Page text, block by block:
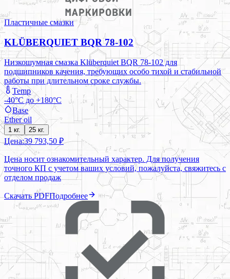
Пластичные смазки
KLÜBERQUIET BQR 78-102
Низкошумная смазка Klüberquiet BQR 78-102 для
подшипников качения, требующих особо тихой и стабильной
работы при длительном сроке службы.
Temp
-40°C до +180°C
Base
Ether oil
1 кг. 25 кг.
Цена:39 793,50 ₽
Цена носит ознакомительный характер. Для получения
точного КП с учетом ваших условий, пожалуйста, свяжитесь с
отделом продаж
Скачать PDFПодробнее